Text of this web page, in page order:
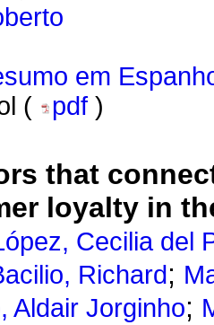
em
(
pdf )
that
loyalty in
Cecilia del
Richard ;
Aldair Jorginho;